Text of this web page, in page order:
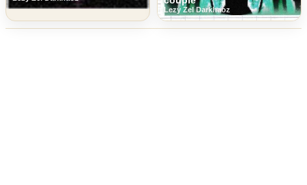
Lezy Zel Darkhaoz